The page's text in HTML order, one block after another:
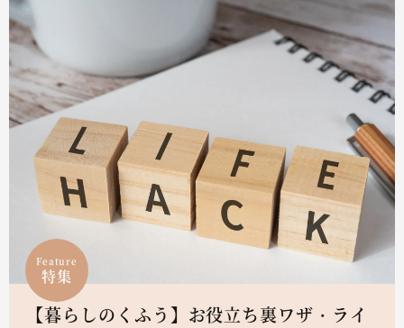
Feature
特集
【暮らしのくふう】お役立ち裏ワザ・ライ